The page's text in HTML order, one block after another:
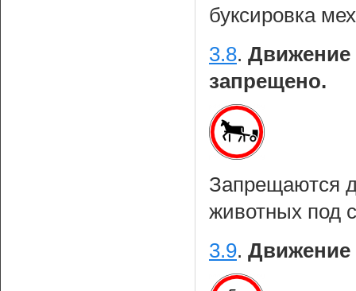
буксировка
3.8. Движение
запрещено.
Запрещаются
животных под
3.9. Движение